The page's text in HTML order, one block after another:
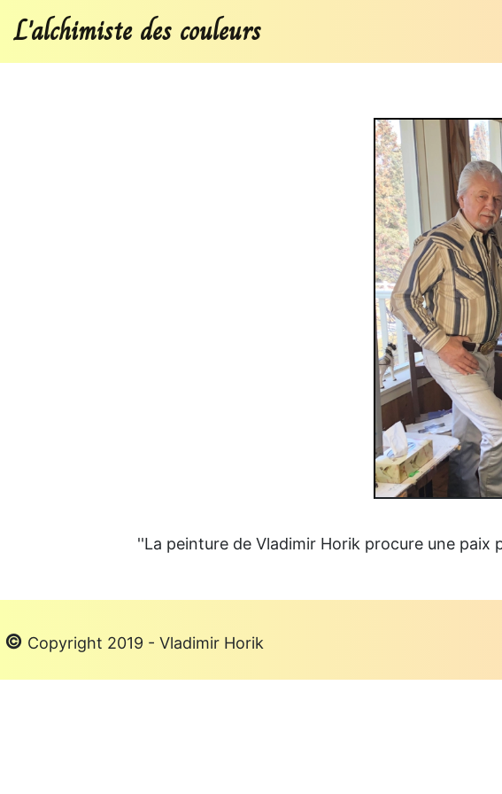
L'alchimiste des couleurs
''La peinture de Vladimir Horik procure une
© Copyright 2019 - Vladimir Horik